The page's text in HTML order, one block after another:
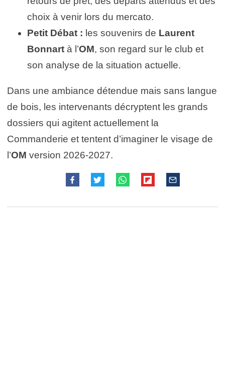
choix à venir lors du mercato.
Petit Débat : les souvenirs de Laurent
Bonnart à l’OM, son regard sur le club et
son analyse de la situation actuelle.
Dans une ambiance détendue mais sans langue
de bois, les intervenants décryptent les grands
dossiers qui agitent actuellement la
Commanderie et tentent d’imaginer le visage de
l’OM version 2026-2027.